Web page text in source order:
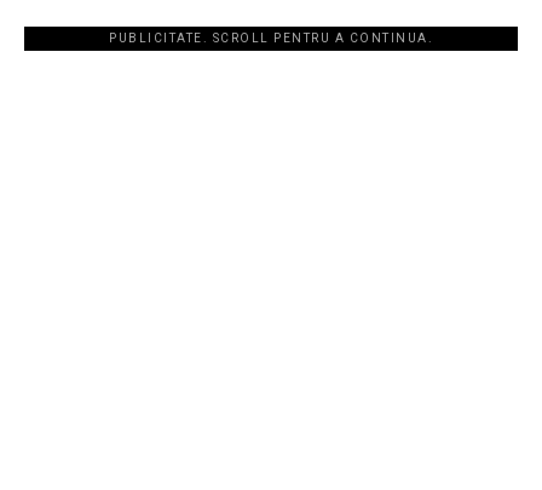
PUBLICITATE. SCROLL PENTRU A CONTINUA.